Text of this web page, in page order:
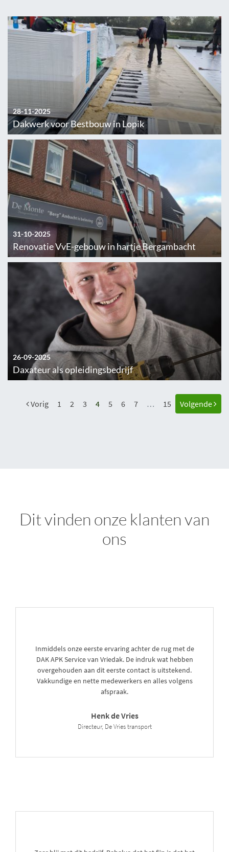
28-11-2025
Dakwerk voor Bestbouw in Lopik
31-10-2025
Renovatie VvE-gebouw in hartje Bergambacht
26-09-2025
Daxateur als opleidingsbedrijf
Vorig 1 2 3 4 5 6 7 … 15 Volgende
Dit vinden onze klanten van
ons
Inmiddels onze eerste ervaring achter de rug met de
DAK APK Service van Vriedak. De indruk wat hebben
overgehouden aan dit eerste contact is uitstekend.
Vakkundige en nette medewerkers en alles volgens
afspraak.
Henk de Vries
Directeur, De Vries transport